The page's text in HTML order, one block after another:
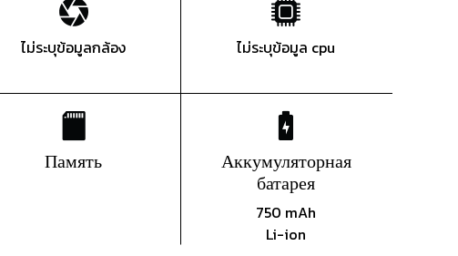
ไม่ระบุข้อมูลกล้อง ไม่ระบุข้อมูล cpu
Память
Аккумуляторная
батарея
750 mAh
Li-ion